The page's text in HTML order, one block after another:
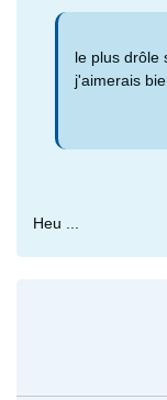
le plus drôle
j'aimerais
Heu ...